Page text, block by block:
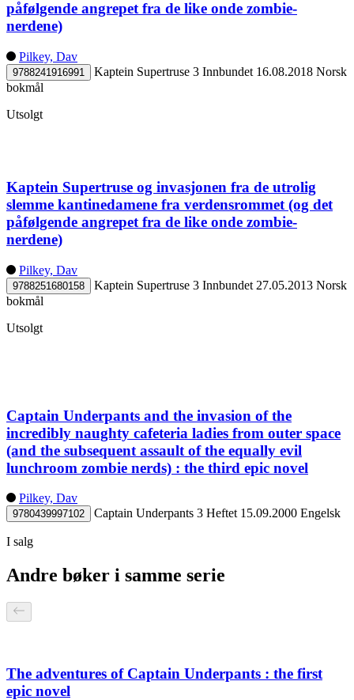
påfølgende angrepet fra de like onde zombie-
nerdene)
Pilkey, Dav
9788241916991 Kaptein Supertruse 3 Innbundet 16.08.2018 Norsk
bokmål
Utsolgt
Kaptein Supertruse og invasjonen fra de utrolig
slemme kantinedamene fra verdensrommet (og det
påfølgende angrepet fra de like onde zombie-
nerdene)
Pilkey, Dav
9788251680158 Kaptein Supertruse 3 Innbundet 27.05.2013 Norsk
bokmål
Utsolgt
Captain Underpants and the invasion of the
incredibly naughty cafeteria ladies from outer space
(and the subsequent assault of the equally evil
lunchroom zombie nerds) : the third epic novel
Pilkey, Dav
9780439997102 Captain Underpants 3 Heftet 15.09.2000 Engelsk
I salg
Andre bøker i samme serie
The adventures of Captain Underpants : the first
epic novel